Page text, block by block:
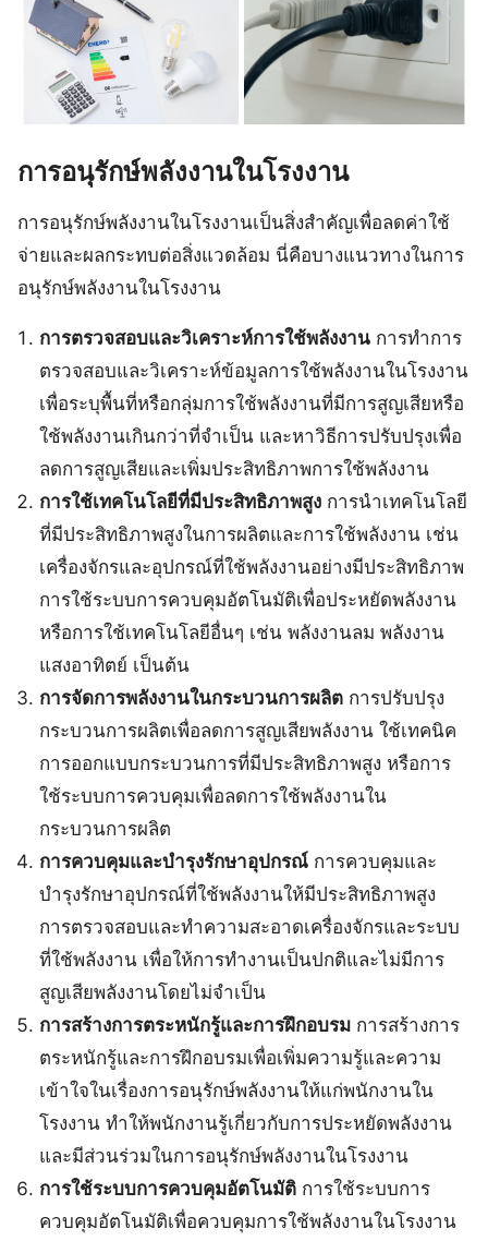
การอนุรักษ์พลังงานในโรงงาน
การอนุรักษ์พลังงานในโรงงานเป็นสิ่งสำคัญเพื่อลดค่าใช้
จ่ายและผลกระทบต่อสิ่งแวดล้อม นี่คือบางแนวทางในการ
อนุรักษ์พลังงานในโรงงาน
การตรวจสอบและวิเคราะห์การใช้พลังงาน การทำการ
ตรวจสอบและวิเคราะห์ข้อมูลการใช้พลังงานในโรงงาน
เพื่อระบุพื้นที่หรือกลุ่มการใช้พลังงานที่มีการสูญเสียหรือ
ใช้พลังงานเกินกว่าที่จำเป็น และหาวิธีการปรับปรุงเพื่อ
ลดการสูญเสียและเพิ่มประสิทธิภาพการใช้พลังงาน
การใช้เทคโนโลยีที่มีประสิทธิภาพสูง การนำเทคโนโลยี
ที่มีประสิทธิภาพสูงในการผลิตและการใช้พลังงาน เช่น
เครื่องจักรและอุปกรณ์ที่ใช้พลังงานอย่างมีประสิทธิภาพ
การใช้ระบบการควบคุมอัตโนมัติเพื่อประหยัดพลังงาน
หรือการใช้เทคโนโลยีอื่นๆ เช่น พลังงานลม พลังงาน
แสงอาทิตย์ เป็นต้น
การจัดการพลังงานในกระบวนการผลิต การปรับปรุง
กระบวนการผลิตเพื่อลดการสูญเสียพลังงาน ใช้เทคนิค
การออกแบบกระบวนการที่มีประสิทธิภาพสูง หรือการ
ใช้ระบบการควบคุมเพื่อลดการใช้พลังงานใน
กระบวนการผลิต
การควบคุมและบำรุงรักษาอุปกรณ์ การควบคุมและ
บำรุงรักษาอุปกรณ์ที่ใช้พลังงานให้มีประสิทธิภาพสูง
การตรวจสอบและทำความสะอาดเครื่องจักรและระบบ
ที่ใช้พลังงาน เพื่อให้การทำงานเป็นปกติและไม่มีการ
สูญเสียพลังงานโดยไม่จำเป็น
การสร้างการตระหนักรู้และการฝึกอบรม การสร้างการ
ตระหนักรู้และการฝึกอบรมเพื่อเพิ่มความรู้และความ
เข้าใจในเรื่องการอนุรักษ์พลังงานให้แก่พนักงานใน
โรงงาน ทำให้พนักงานรู้เกี่ยวกับการประหยัดพลังงาน
และมีส่วนร่วมในการอนุรักษ์พลังงานในโรงงาน
การใช้ระบบการควบคุมอัตโนมัติ การใช้ระบบการ
ควบคุมอัตโนมัติเพื่อควบคุมการใช้พลังงานในโรงงาน